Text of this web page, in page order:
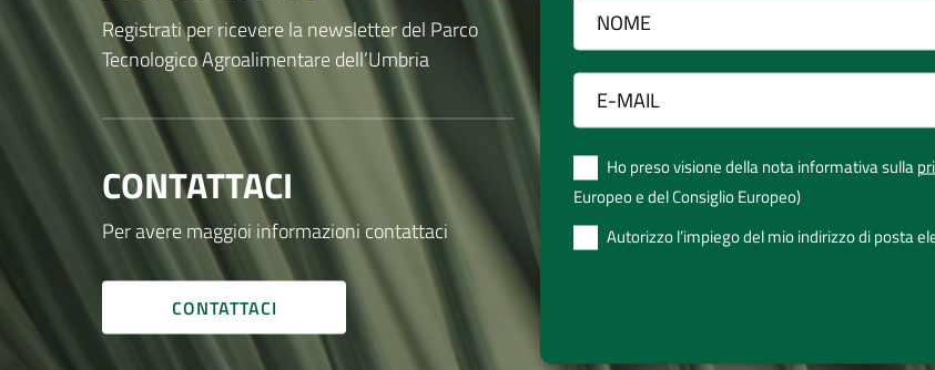
Registrati per ricevere la newsletter del Parco
Tecnologico Agroalimentare dell’Umbria
CONTATTACI
Per avere maggioi informazioni contattaci
CONTATTACI
Ho preso visione della nota informativa sulla
Europeo e del Consiglio Europeo)
Autorizzo l’impiego del mio indirizzo di posta